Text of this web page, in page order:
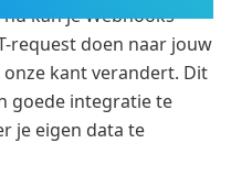
kan je Webhooks
request doen naar jouw
kant verandert. Dit
goede integratie te
je eigen data te